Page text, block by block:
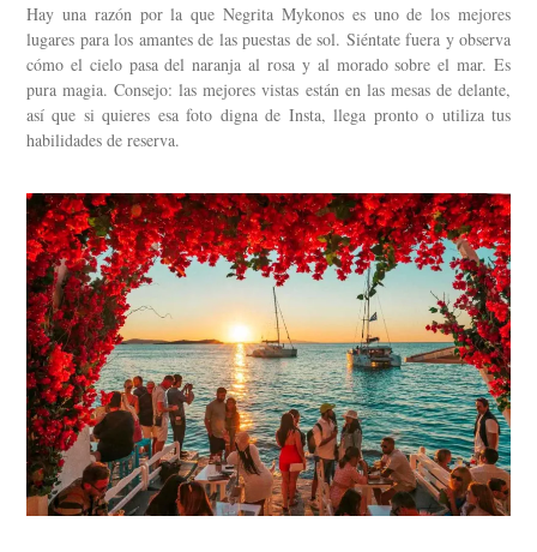
Hay una razón por la que Negrita Mykonos es uno de los mejores
lugares para los amantes de las puestas de sol. Siéntate fuera y observa
cómo el cielo pasa del naranja al rosa y al morado sobre el mar. Es
pura magia. Consejo: las mejores vistas están en las mesas de delante,
así que si quieres esa foto digna de Insta, llega pronto o utiliza tus
habilidades de reserva.